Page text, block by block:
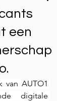
een
van AUTO1
digitale